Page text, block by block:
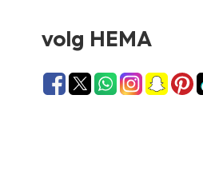
volg HEMA